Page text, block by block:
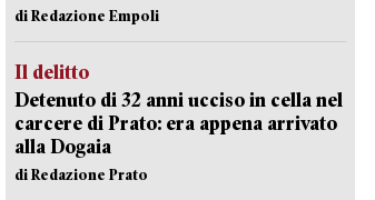
di Redazione Empoli
Il delitto
Detenuto di 32 anni ucciso in cella nel
carcere di Prato: era appena arrivato
alla Dogaia
di Redazione Prato